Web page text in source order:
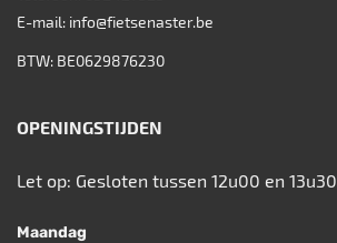
E-mail: info@fietsenaster.be
BTW: BE0629876230
OPENINGSTIJDEN
Let op: Gesloten tussen 12u00 en 13u30
Maandag